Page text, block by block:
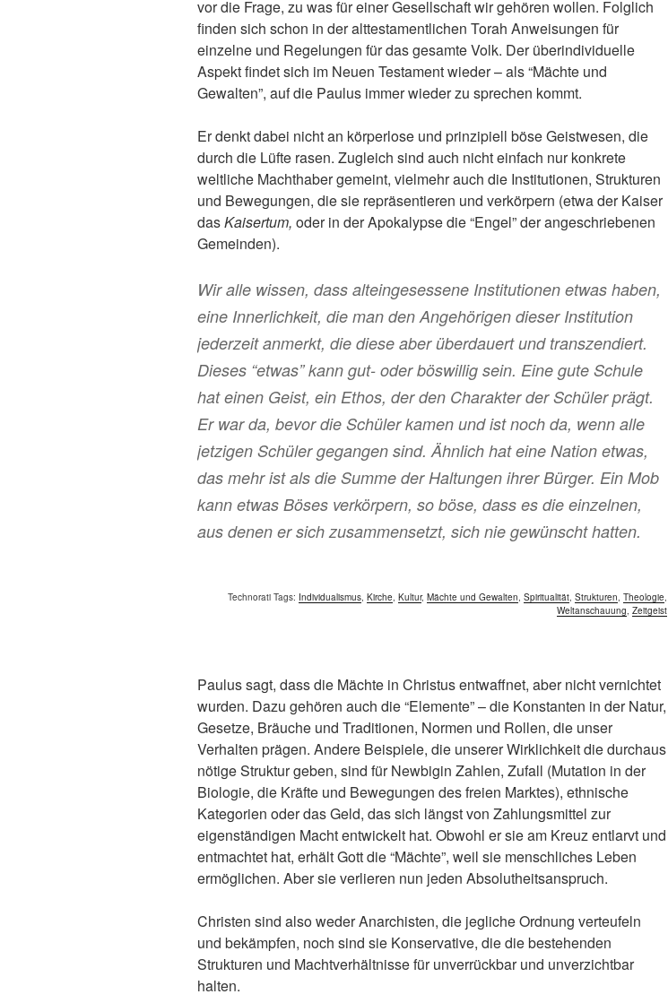
vor die Frage, zu was für einer Gesellschaft wir gehören wollen. Folglich
finden sich schon in der alttestamentlichen Torah Anweisungen für
einzelne und Regelungen für das gesamte Volk. Der überindividuelle
Aspekt findet sich im Neuen Testament wieder – als “Mächte und
Gewalten”, auf die Paulus immer wieder zu sprechen kommt.
Er denkt dabei nicht an körperlose und prinzipiell böse Geistwesen, die
durch die Lüfte rasen. Zugleich sind auch nicht einfach nur konkrete
weltliche Machthaber gemeint, vielmehr auch die Institutionen, Strukturen
und Bewegungen, die sie repräsentieren und verkörpern (etwa der Kaiser
dasKaisertum, oder in der Apokalypse die “Engel” der angeschriebenen
Gemeinden).
Wir alle wissen, dass alteingesessene Institutionen etwas haben,
eine Innerlichkeit, die man den Angehörigen dieser Institution
jederzeit anmerkt, die diese aber überdauert und transzendiert.
Dieses “etwas” kann gut- oder böswillig sein. Eine gute Schule
hat einen Geist, ein Ethos, der den Charakter der Schüler prägt.
Er war da, bevor die Schüler kamen und ist noch da, wenn alle
jetzigen Schüler gegangen sind. Ähnlich hat eine Nation etwas,
das mehr ist als die Summe der Haltungen ihrer Bürger. Ein Mob
kann etwas Böses verkörpern, so böse, dass es die einzelnen,
aus denen er sich zusammensetzt, sich nie gewünscht hatten.
Technorati Tags: Individualismus,Kirche,Kultur,Mächte und Gewalten,Spiritualität,Strukturen,Theologie,
Weltanschauung,Zeitgeist
Paulus sagt, dass die Mächte in Christus entwaffnet, aber nicht vernichtet
wurden. Dazu gehören auch die “Elemente” – die Konstanten in der Natur,
Gesetze, Bräuche und Traditionen, Normen und Rollen, die unser
Verhalten prägen. Andere Beispiele, die unserer Wirklichkeit die durchaus
nötige Struktur geben, sind für Newbigin Zahlen, Zufall (Mutation in der
Biologie, die Kräfte und Bewegungen des freien Marktes), ethnische
Kategorien oder das Geld, das sich längst von Zahlungsmittel zur
eigenständigen Macht entwickelt hat. Obwohl er sie am Kreuz entlarvt und
entmachtet hat, erhält Gott die “Mächte”, weil sie menschliches Leben
ermöglichen. Aber sie verlieren nun jeden Absolutheitsanspruch.
Christen sind also weder Anarchisten, die jegliche Ordnung verteufeln
und bekämpfen, noch sind sie Konservative, die die bestehenden
Strukturen und Machtverhältnisse für unverrückbar und unverzichtbar
halten.